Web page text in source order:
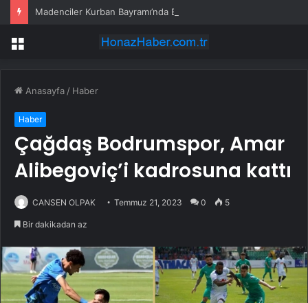
Madenciler Kurban Bayramı’nda Buluştu
Menü
Anasayfa / Haber
Haber
Çağdaş Bodrumspor, Amar
Alibegoviç’i kadrosuna kattı
CANSEN OLPAK Temmuz 21, 2023 0 5
Bir dakikadan az